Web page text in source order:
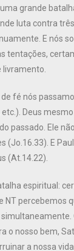
grande
luta contra
E nós
tentações,
livramento.
fé nós
Deus
passado. Ele
(Jo.16.33). E
(At.14.22).
espiritual:
NT percebemos
o nosso bem,
a nossa vida.